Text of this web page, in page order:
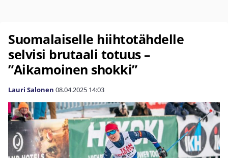
Suomalaiselle hiihtotähdelle
selvisi brutaali totuus –
”Aikamoinen shokki”
Lauri Salonen 08.04.2025 14:03